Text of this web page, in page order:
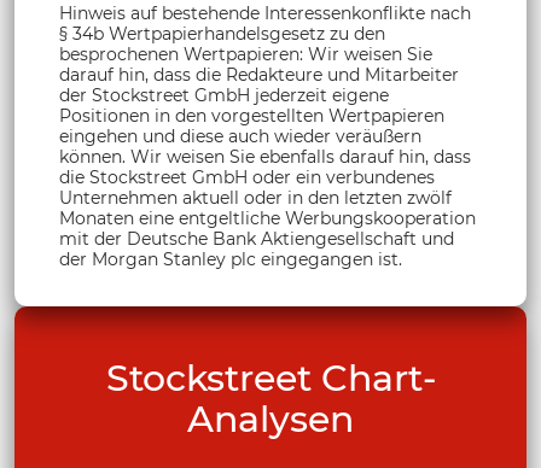
Hinweis auf bestehende Interessenkonflikte nach
§ 34b Wertpapierhandelsgesetz zu den
besprochenen Wertpapieren: Wir weisen Sie
darauf hin, dass die Redakteure und Mitarbeiter
der Stockstreet GmbH jederzeit eigene
Positionen in den vorgestellten Wertpapieren
eingehen und diese auch wieder veräußern
können. Wir weisen Sie ebenfalls darauf hin, dass
die Stockstreet GmbH oder ein verbundenes
Unternehmen aktuell oder in den letzten zwölf
Monaten eine entgeltliche Werbungskooperation
mit der Deutsche Bank Aktiengesellschaft und
der Morgan Stanley plc eingegangen ist.
Stockstreet Chart-
Analysen